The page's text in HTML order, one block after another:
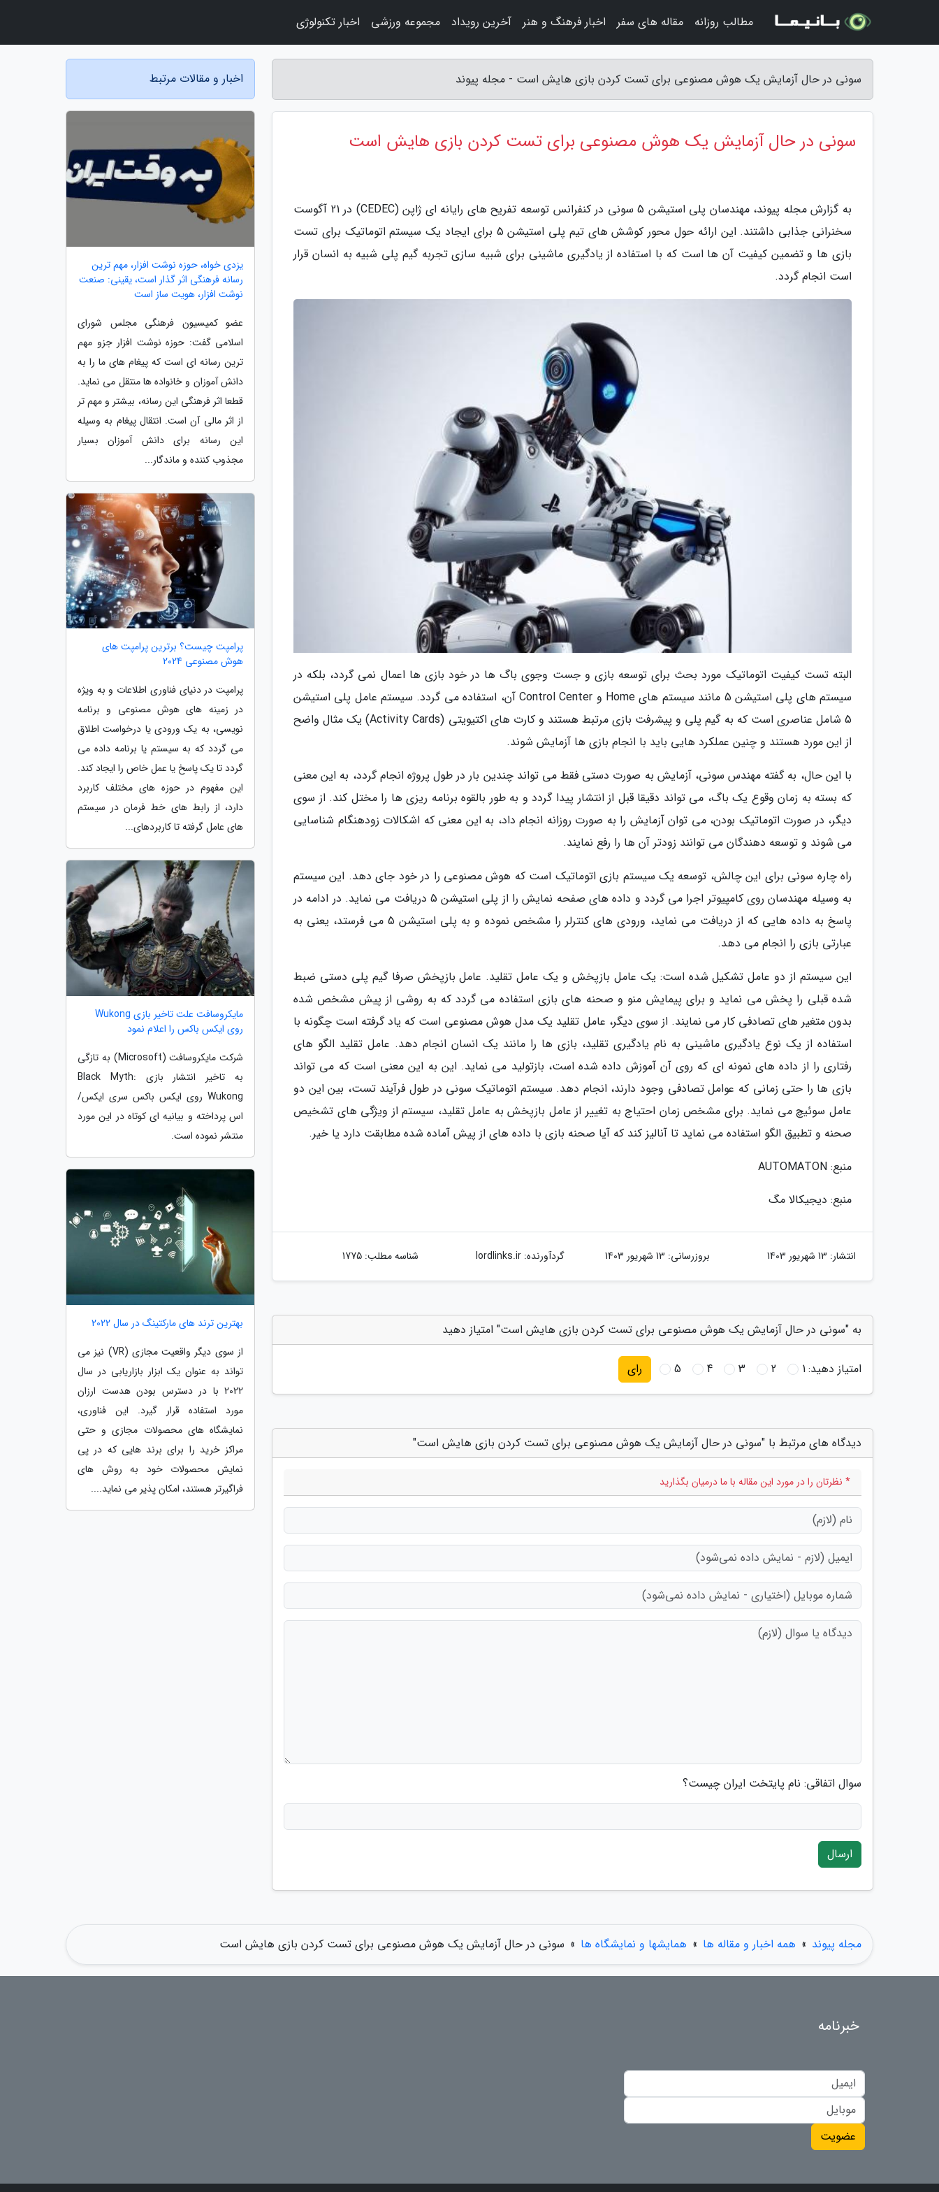
سونی در حال آزمایش یک هوش مصنوعی برای تست کردن بازی هایش است - مجله پیوند
سونی در حال آزمایش یک هوش مصنوعی برای تست کردن بازی هایش است
به گزارش مجله پیوند، مهندسان پلی استیشن 5 سونی در کنفرانس توسعه تفریح های رایانه ای ژاپن (CEDEC) در 21 آگوست
سخنرانی جذابی داشتند. این ارائه حول محور کوشش های تیم پلی استیشن 5 برای ایجاد یک سیستم اتوماتیک برای تست
بازی ها و تضمین کیفیت آن ها است که با استفاده از یادگیری ماشینی برای شبیه سازی تجربه گیم پلی شبیه به انسان قرار
است انجام گردد.
البته تست کیفیت اتوماتیک مورد بحث برای توسعه بازی و جست وجوی باگ ها در خود بازی ها اعمال نمی گردد، بلکه در
سیستم های پلی استیشن 5 مانند سیستم های Home و Control Center آن، استفاده می گردد. سیستم عامل پلی استیشن
5 شامل عناصری است که به گیم پلی و پیشرفت بازی مرتبط هستند و کارت های اکتیویتی (Activity Cards) یک مثال واضح
از این مورد هستند و چنین عملکرد هایی باید با انجام بازی ها آزمایش شوند.
با این حال، به گفته مهندس سونی، آزمایش به صورت دستی فقط می تواند چندین بار در طول پروژه انجام گردد، به این معنی
که بسته به زمان وقوع یک باگ، می تواند دقیقا قبل از انتشار پیدا گردد و به طور بالقوه برنامه ریزی ها را مختل کند. از سوی
دیگر، در صورت اتوماتیک بودن، می توان آزمایش را به صورت روزانه انجام داد، به این معنی که اشکالات زودهنگام شناسایی
می شوند و توسعه دهندگان می توانند زودتر آن ها را رفع نمایند.
راه چاره سونی برای این چالش، توسعه یک سیستم بازی اتوماتیک است که هوش مصنوعی را در خود جای دهد. این سیستم
به وسیله مهندسان روی کامپیوتر اجرا می گردد و داده های صفحه نمایش را از پلی استیشن 5 دریافت می نماید. در ادامه در
پاسخ به داده هایی که از دریافت می نماید، ورودی های کنترلر را مشخص نموده و به پلی استیشن 5 می فرستد، یعنی به
عبارتی بازی را انجام می دهد.
این سیستم از دو عامل تشکیل شده است: یک عامل بازپخش و یک عامل تقلید. عامل بازپخش صرفا گیم پلی دستی ضبط
شده قبلی را پخش می نماید و برای پیمایش منو و صحنه های بازی استفاده می گردد که به روشی از پیش مشخص شده
بدون متغیر های تصادفی کار می نمایند. از سوی دیگر، عامل تقلید یک مدل هوش مصنوعی است که یاد گرفته است چگونه با
استفاده از یک نوع یادگیری ماشینی به نام یادگیری تقلید، بازی ها را مانند یک انسان انجام دهد. عامل تقلید الگو های
رفتاری را از داده های نمونه ای که روی آن آموزش داده شده است، بازتولید می نماید. این به این معنی است که می تواند
بازی ها را حتی زمانی که عوامل تصادفی وجود دارند، انجام دهد. سیستم اتوماتیک سونی در طول فرآیند تست، بین این دو
عامل سوئیچ می نماید. برای مشخص زمان احتیاج به تغییر از عامل بازپخش به عامل تقلید، سیستم از ویژگی های تشخیص
صحنه و تطبیق الگو استفاده می نماید تا آنالیز کند که آیا صحنه بازی با داده های از پیش آماده شده مطابقت دارد یا خیر.
منبع: AUTOMATON
منبع: دیجیکالا مگ
انتشار: 13 شهریور 1403 بروزرسانی: 13 شهریور 1403 گردآورنده:lordlinks.ir شناسه مطلب: 1775
به "سونی در حال آزمایش یک هوش مصنوعی برای تست کردن بازی هایش است" امتیاز دهید
امتیاز دهید:1
2
3
4
5 رای
دیدگاه های مرتبط با "سونی در حال آزمایش یک هوش مصنوعی برای تست کردن بازی هایش است"
* نظرتان را در مورد این مقاله با ما درمیان بگذارید
سوال اتفاقی: نام پایتخت ایران چیست؟
ارسال
اخبار و مقالات مرتبط
یزدی خواه، حوزه نوشت افزار، مهم ترین
رسانه فرهنگی اثر گذار است، یقینی: صنعت
نوشت افزار، هویت ساز است
عضو کمیسیون فرهنگی مجلس شورای
اسلامی گفت: حوزه نوشت افزار جزو مهم
ترین رسانه ای است که پیغام های ما را به
دانش آموزان و خانواده ها منتقل می نماید.
قطعا اثر فرهنگی این رسانه، بیشتر و مهم تر
از اثر مالی آن است. انتقال پیغام به وسیله
این رسانه برای دانش آموزان بسیار
مجذوب کننده و ماندگار...
پرامپت چیست؟ برترین پرامپت های
هوش مصنوعی 2024
پرامپت در دنیای فناوری اطلاعات و به ویژه
در زمینه های هوش مصنوعی و برنامه
نویسی، به یک ورودی یا درخواست اطلاق
می گردد که به سیستم یا برنامه داده می
گردد تا یک پاسخ یا عمل خاص را ایجاد کند.
این مفهوم در حوزه های مختلف کاربرد
دارد، از رابط های خط فرمان در سیستم
های عامل گرفته تا کاربردهای...
مایکروسافت علت تاخیر بازی Wukong
روی ایکس باکس را اعلام نمود
شرکت مایکروسافت (Microsoft) به تازگی
به تاخیر انتشار بازی Black Myth:
Wukong روی ایکس باکس سری ایکس/
اس پرداخته و بیانیه ای کوتاه در این مورد
منتشر نموده است.
بهترین ترند های مارکتینگ در سال 2022
از سوی دیگر واقعیت مجازی (VR) نیز می
تواند به عنوان یک ابزار بازاریابی در سال
2022 با در دسترس بودن هدست ارزان
مورد استفاده قرار گیرد. این فناوری،
نمایشگاه های محصولات مجازی و حتی
مراکز خرید را برای برند هایی که در پی
نمایش محصولات خود به روش های
فراگیرتر هستند، امکان پذیر می نماید....
مجله پیوند » همه اخبار و مقاله ها » همایشها و نمایشگاه ها » سونی در حال آزمایش یک هوش مصنوعی برای تست کردن بازی هایش است
مطالب روزانه مقاله های سفر اخبار فرهنگ و هنر آخرین رویداد مجموعه ورزشی اخبار تکنولوژی
خبرنامه
عضویت